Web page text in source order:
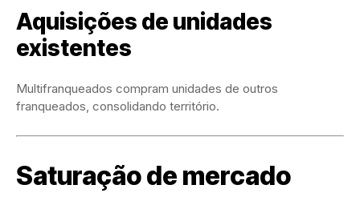
Aquisições de unidades
existentes
Multifranqueados compram unidades de outros
franqueados, consolidando território.
Saturação de mercado